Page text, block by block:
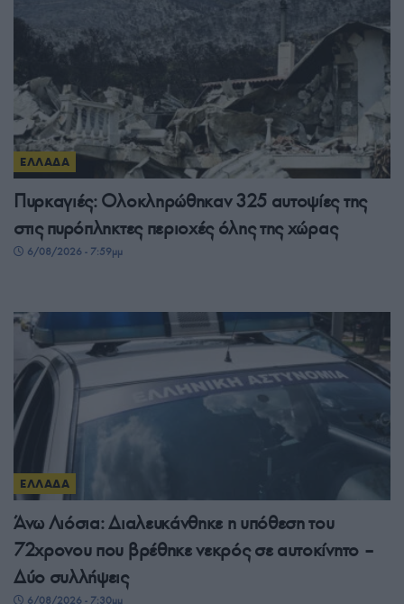
ΕΛΛΑΔΑ
Πυρκαγιές: Ολοκληρώθηκαν 325 αυτοψίες της
στις πυρόπληκτες περιοχές όλης της χώρας
6/08/2026 - 7:59μμ
ΕΛΛΑΔΑ
Άνω Λιόσια: Διαλευκάνθηκε η υπόθεση του
72χρονου που βρέθηκε νεκρός σε αυτοκίνητο –
Δύο συλλήψεις
6/08/2026 - 7:30μμ